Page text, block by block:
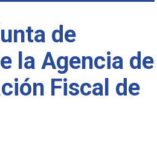
de
la Agencia de
Fiscal de